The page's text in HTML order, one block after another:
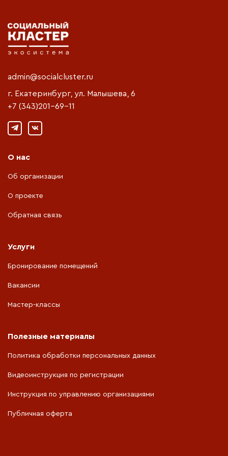
admin@socialcluster.ru
г. Екатеринбург, ул. Малышева, 6
+7 (343)201-69-11
О нас
Об организации
О проекте
Обратная связь
Услуги
Бронирование помещений
Вакансии
Мастер-классы
Полезные материалы
Политика обработки персональных данных
Видеоинструкция по регистрации
Инструкция по управлению организациями
Публичная оферта